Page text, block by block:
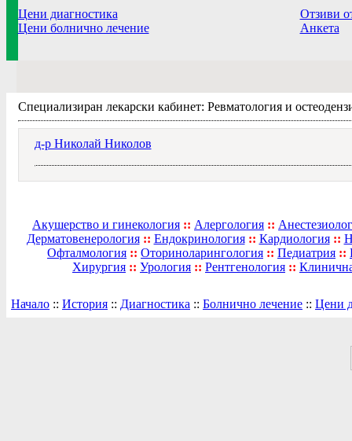
Цени диагностика
Цени болнично лечение
Отзиви
Анкета
Специализиран лекарски кабинет: Ревматология и
д-р Николай Николов
Акушерство и гинекология :: Алергология ::
Дерматовенерология :: Ендокринология :: Кардиология ::
Офталмология :: Оториноларингология :: Педиатрия ::
Хирургия :: Урология :: Рентгенология ::
Начало :: История :: Диагностика :: Болнично лечение :: Цени